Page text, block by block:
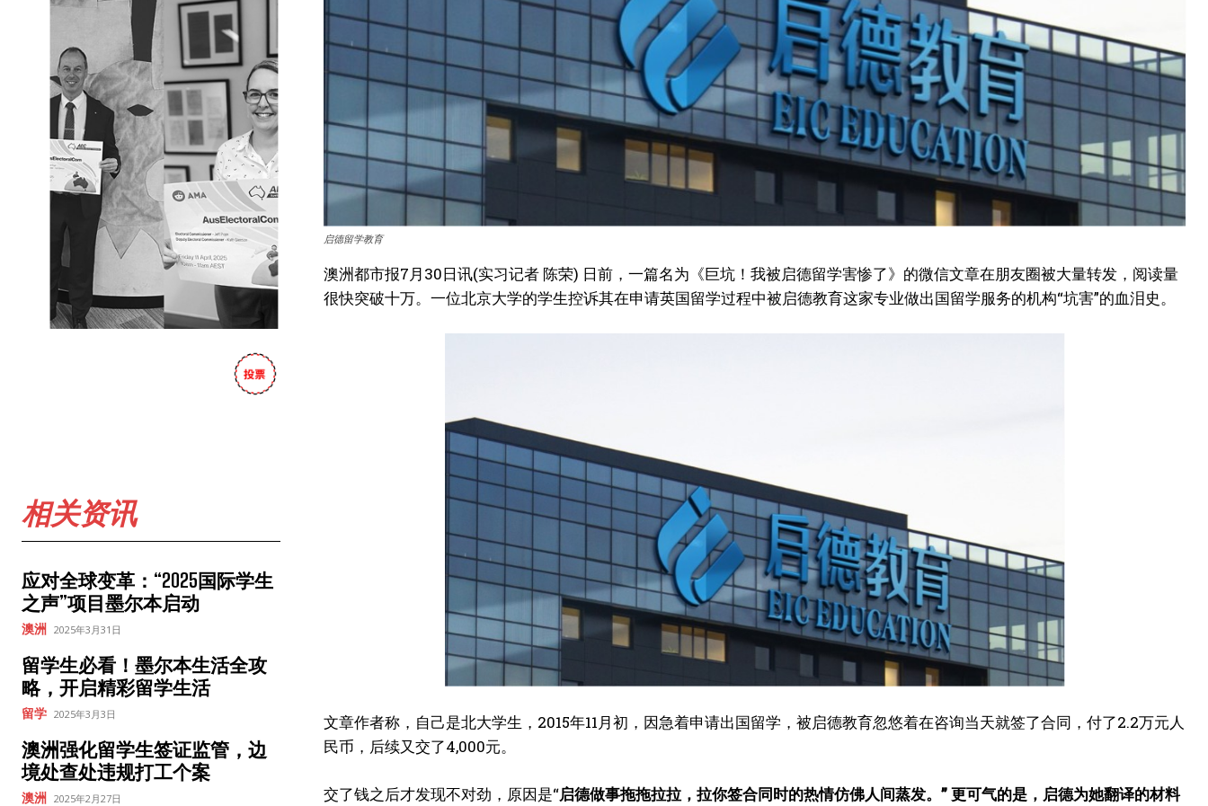
我已阅读并同意
相关资讯
应对全球变革：“2025国际学生
之声”项目墨尔本启动
澳洲 2025年3月31日
留学生必看！墨尔本生活全攻
略，开启精彩留学生活
留学 2025年3月3日
澳洲强化留学生签证监管，边
境处查处违规打工个案
澳洲 2025年2月27日
启德留学教育
澳洲都市报7月30日讯(实习记者 陈荣) 日前，一篇名为《巨坑！我被启德留学害惨了》的微信文章在朋友圈被大量转发，阅读量
很快突破十万。一位北京大学的学生控诉其在申请英国留学过程中被启德教育这家专业做出国留学服务的机构“坑害”的血泪史。
文章作者称，自己是北大学生，2015年11月初，因急着申请出国留学，被启德教育忽悠着在咨询当天就签了合同，付了2.2万元人
民币，后续又交了4,000元。
交了钱之后才发现不对劲，原因是“启德做事拖拖拉拉，拉你签合同时的热情仿佛人间蒸发。” 更可气的是，启德为她翻译的材料